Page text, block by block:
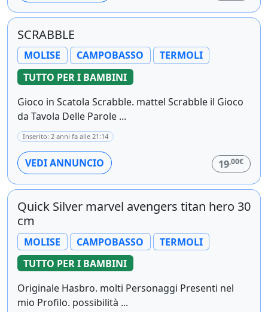
SCRABBLE
MOLISE CAMPOBASSO
TERMOLI
TUTTO PER I BAMBINI
Gioco in Scatola Scrabble. mattel Scrabble il Gioco
da Tavola Delle Parole ...
Inserito: 2 anni fa alle 21:14
VEDI ANNUNCIO 19,00€
Quick Silver marvel avengers titan hero 30
cm
MOLISE CAMPOBASSO
TERMOLI
TUTTO PER I BAMBINI
Originale Hasbro. molti Personaggi Presenti nel
mio Profilo. possibilità ...